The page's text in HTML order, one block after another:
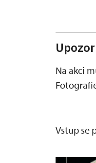
Na akci
Vstup se